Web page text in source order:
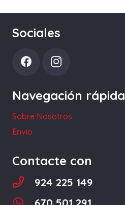
Sociales
Navegación rápida
Sobre Nosotros
Envío
Contacte con
924 225 149